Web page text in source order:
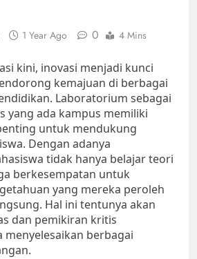
1 Year Ago 0 4 Mins
kini, inovasi menjadi kunci
kemajuan di berbagai
Laboratorium sebagai
yang ada kampus memiliki
untuk mendukung
Dengan adanya
tidak hanya belajar teori
berkesempatan untuk
yang mereka peroleh
Hal ini tentunya akan
dan pemikiran kritis
menyelesaikan berbagai